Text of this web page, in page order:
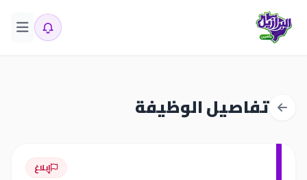
تفاصيل الوظيفة
إبلاغ